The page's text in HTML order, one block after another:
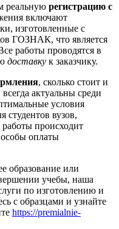
реальную регистрацию с
включают
изготовленные с
ГОЗНАК, что является
работы проводятся в
доставку к заказчику.
, сколько стоит и
актуальны среди
условия
вузов,
происходит
оплаты
образование или
учебы, наша
по изготовлению и
с образцами и узнайте
https://premialnie-